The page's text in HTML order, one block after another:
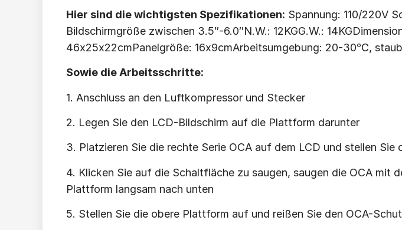
Hier sind die wichtigsten Spezifikationen: Spannung: 110/220V
Bildschirmgröße zwischen 3.5″-6.0″N.W.: 12KGG.W.:
46x25x22cmPanelgröße: 16x9cmArbeitsumgebung: 20-30℃,
Sowie die Arbeitsschritte:
1. Anschluss an den Luftkompressor und Stecker
2. Legen Sie den LCD-Bildschirm auf die Plattform darunter
3. Platzieren Sie die rechte Serie OCA auf dem LCD und stellen Sie
4. Klicken Sie auf die Schaltfläche zu saugen, saugen die OCA mit
Plattform langsam nach unten
5. Stellen Sie die obere Plattform auf und reißen Sie den OCA-